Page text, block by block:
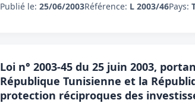
Publié le: 25/06/2003Référence: L 2003/46Pays:
Loi n° 2003-45 du 25 juin 2003,
République Tunisienne et la
protection réciproques des